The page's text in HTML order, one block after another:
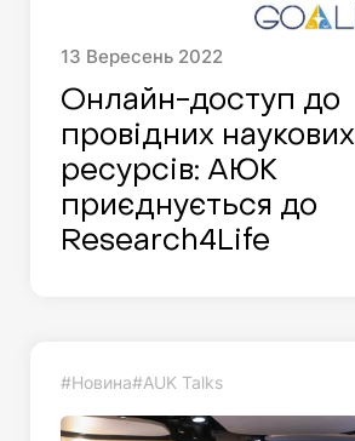
13 Вересень 2022
Онлайн-доступ до
провідних наукових
ресурсів: AЮK
приєднується до
Research4Life
#Новина#AUK Talks